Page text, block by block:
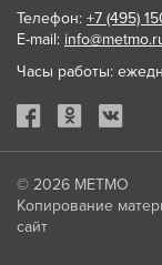
Телефон: +7 (495)
E-mail:
Часы работы:
© 2026 МЕТМО
Копирование
сайт